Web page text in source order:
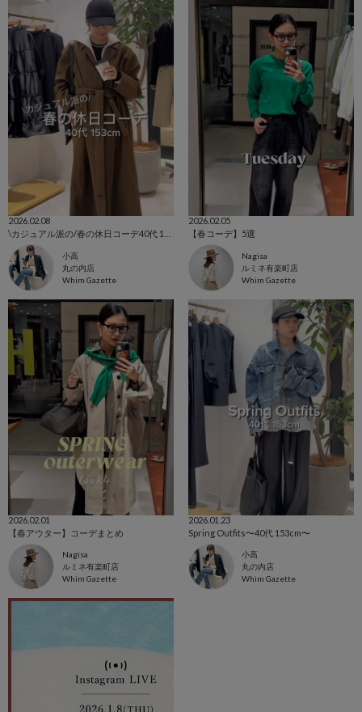
2026.02.08
小高
丸の内店
Whim Gazette
2026.02.05
【春コーデ】5選
Nagisa
ルミネ有楽町店
Whim Gazette
2026.02.01
【春アウター】コーデまとめ
Nagisa
ルミネ有楽町店
Whim Gazette
2026.01.23
Spring Outfits〜40代 153cm〜
小高
丸の内店
Whim Gazette